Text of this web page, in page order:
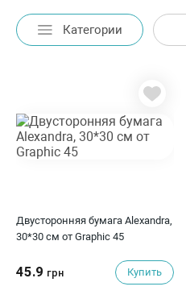
Категории
Двусторонняя бумага Alexandra,
30*30 см от Graphic 45
45.9 грн Купить